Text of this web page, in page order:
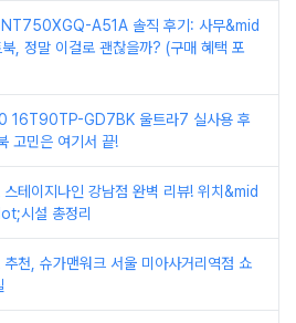
NT750XGQ-A51A 솔직 후기: 사무&mid
, 정말 이걸로 괜찮을까? (구매 혜택 포
16T90TP-GD7BK 울트라7 실사용 후
고민은 여기서 끝!
테이지나인 강남점 완벽 리뷰! 위치&mid
시설 총정리
천, 슈가맨워크 서울 미아사거리역점 쇼